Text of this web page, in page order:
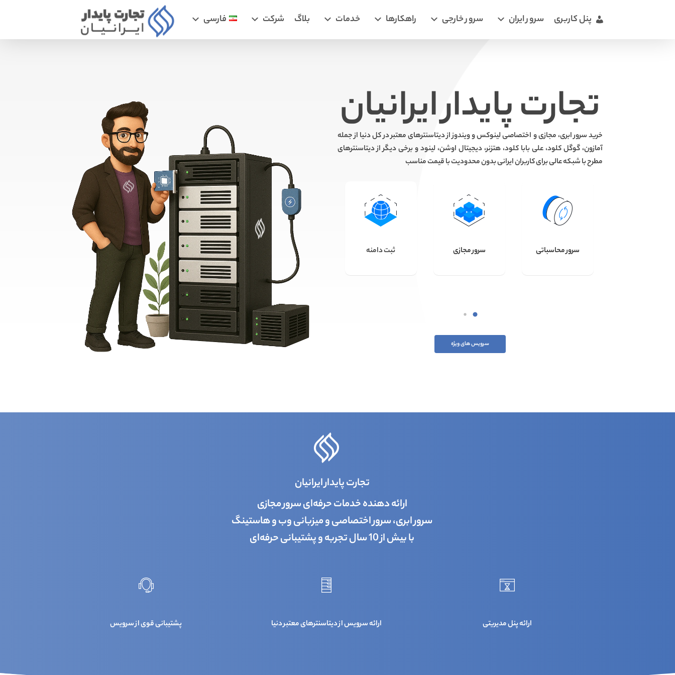
پنل کاربری سرور ایران سرور خارجی راهکارها خدمات بلاگ شرکت فارسی
تجارت پایدار ایرانیان
خرید سرور ابری، مجازی و اختصاصی لینوکس و ویندوز از دیتاسنترهای معتبر در کل دنیا از جمله
آمازون، گوگل کلود، علی بابا کلود، هتزنر، دیجیتال اوشن، لینود و برخی دیگر از دیتاسنترهای
مطرح با شبکه عالی برای کاربران ایرانی بدون محدودیت با قیمت مناسب
سرور محاسباتی سرور مجازی ثبت دامنه
گواهینامه SSL
سرور اختصاصی سرور محاسباتی
سرویس های ویژه
تجارت پایدار ایرانیان
ارائه دهنده خدمات حرفه‌ای سرور مجازی
سرور ابری، سرور اختصاصی و میزبانی وب و هاستینگ
با بیش از 10 سال تجربه و پشتیبانی حرفه‌ای
پشتیبانی قوی از سرویس ارائه سرویس از دیتاسنترهای معتبر دنیا ارائه پنل مدیریتی